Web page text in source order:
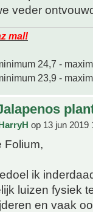
veder
mal!
24,7 -
23,9 -
op 13 jun 2019
Folium,
ik
luizen fysiek
en vaak